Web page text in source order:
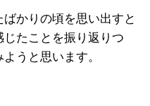
かりの頃を思い出すと
たことを振り返りつ
うと思います。